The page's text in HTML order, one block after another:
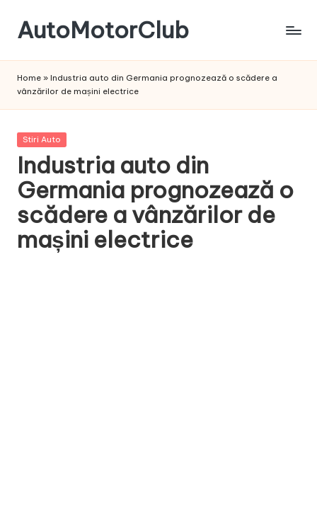
Skip
content
AutoMotorClub
masini
de
masini
Home » Industria auto din Germania prognozează o scădere a
vânzărilor de mașini electrice
Posted
Stiri Auto
Industria auto din
Germania prognozează o
scădere a vânzărilor de
mașini electrice